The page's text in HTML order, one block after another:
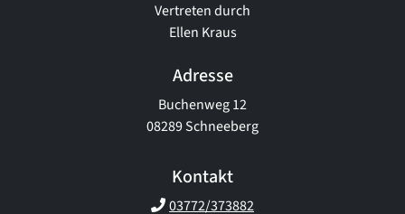
Vertreten durch
Ellen Kraus
Adresse
Buchenweg 12
08289 Schneeberg
Kontakt
03772/373882